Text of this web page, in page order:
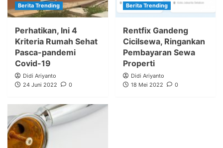
Berita Trending
Perhatikan, Ini 4
Kriteria Rumah Sehat
Pasca-pandemi
Covid-19
Didi Ariyanto
24 Juni 2022
0
Berita Trending
Rentfix Gandeng
Cicilsewa, Ringankan
Pembayaran Sewa
Properti
Didi Ariyanto
18 Mei 2022
0